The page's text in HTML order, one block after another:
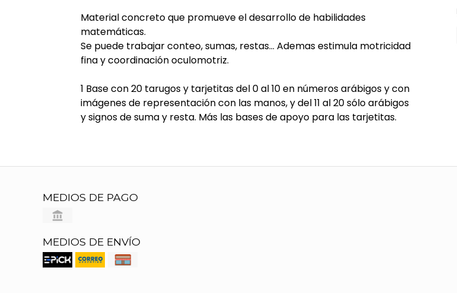
Material concreto que promueve el desarrollo de habilidades
matemáticas.
Se puede trabajar conteo, sumas, restas... Ademas estimula motricidad
fina y coordinación oculomotriz.
1 Base con 20 tarugos y tarjetitas del 0 al 10 en números arábigos y con
imágenes de representación con las manos, y del 11 al 20 sólo arábigos
y signos de suma y resta. Más las bases de apoyo para las tarjetitas.
MEDIOS DE PAGO
MEDIOS DE ENVÍO